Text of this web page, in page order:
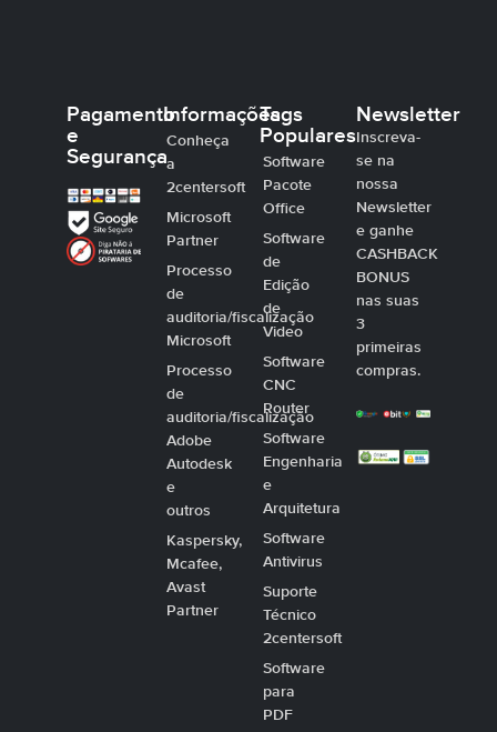
Pagamento
e
Segurança
Informações
Conheça
a
2centersoft
Microsoft
Partner
Processo
de
auditoria/fiscalização
Microsoft
Processo
de
auditoria/fiscalização
Adobe
Autodesk
e
outros
Kaspersky,
Mcafee,
Avast
Partner
Tags
Populares
Software
Pacote
Office
Software
de
Edição
de
Video
Software
CNC
Router
Software
Engenharia
e
Arquitetura
Software
Antivirus
Suporte
Técnico
2centersoft
Software
para
PDF
Newsletter
Inscreva-
se na
nossa
Newsletter
e ganhe
CASHBACK
BONUS
nas suas
3
primeiras
compras.